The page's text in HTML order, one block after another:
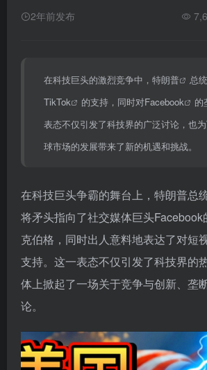
2年前发布
在科技巨头的激烈竞争中， 特朗普
总
TikTok
的支持，同时对Facebook
的
表态不仅引发了科技界的广泛讨论，也
球市场的发展带来了新的机遇和挑战。
在科技巨头争霸的舞台上，特朗普总
将矛头指向了社交媒体巨头Facebook
克伯格，同时出人意料地表达了对短
支持。这一表态不仅引发了科技界的
体上掀起了一场关于竞争与创新、垄
论。